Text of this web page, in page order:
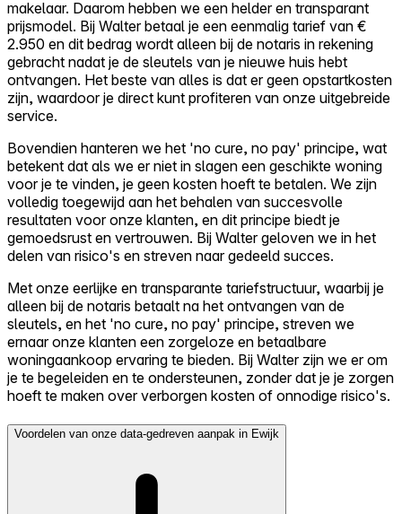
makelaar. Daarom hebben we een helder en transparant
prijsmodel. Bij Walter betaal je een eenmalig tarief van €
2.950 en dit bedrag wordt alleen bij de notaris in rekening
gebracht nadat je de sleutels van je nieuwe huis hebt
ontvangen. Het beste van alles is dat er geen opstartkosten
zijn, waardoor je direct kunt profiteren van onze uitgebreide
service.
Bovendien hanteren we het 'no cure, no pay' principe, wat
betekent dat als we er niet in slagen een geschikte woning
voor je te vinden, je geen kosten hoeft te betalen. We zijn
volledig toegewijd aan het behalen van succesvolle
resultaten voor onze klanten, en dit principe biedt je
gemoedsrust en vertrouwen. Bij Walter geloven we in het
delen van risico's en streven naar gedeeld succes.
Met onze eerlijke en transparante tariefstructuur, waarbij je
alleen bij de notaris betaalt na het ontvangen van de
sleutels, en het 'no cure, no pay' principe, streven we
ernaar onze klanten een zorgeloze en betaalbare
woningaankoop ervaring te bieden. Bij Walter zijn we er om
je te begeleiden en te ondersteunen, zonder dat je je zorgen
hoeft te maken over verborgen kosten of onnodige risico's.
Voordelen van onze data-gedreven aanpak in Ewijk